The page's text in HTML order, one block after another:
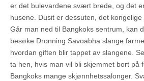
er det bulevardene svært brede, og det
husene. Dusit er dessuten, det
Går man ned til Bangkoks sentrum, kan
besøke Dronning Savoabha slange
hvordan giften blir tappet av slangene.
ta hen, hvis man vil bli skjemmet bort på
Bangkoks mange skjønnhetssalonger.